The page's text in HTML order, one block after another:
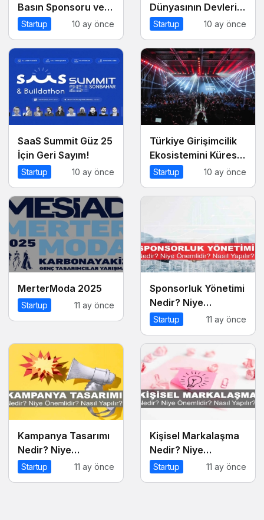
Basın Sponsoru ve
Medya Partneri Ne
Startup 10 ay önce
Dünyasının Devleri
Meetup Istanbul
Startup 10 ay önce
SaaS Summit Güz 25
İçin Geri Sayım!
Startup 10 ay önce
Türkiye Girişimcilik
Ekosistemini Küresel
Sahneye Taşıyan
Startup 10 ay önce
MerterModa 2025
Startup 11 ay önce
Sponsorluk Yönetimi
Nedir? Niye
Önemlidir? Nasıl
Startup 11 ay önce
Kampanya Tasarımı
Nedir? Niye
Önemlidir?
Startup 11 ay önce
Kişisel Markalaşma
Nedir? Niye
Önemlidir? Kişisel
Startup 11 ay önce